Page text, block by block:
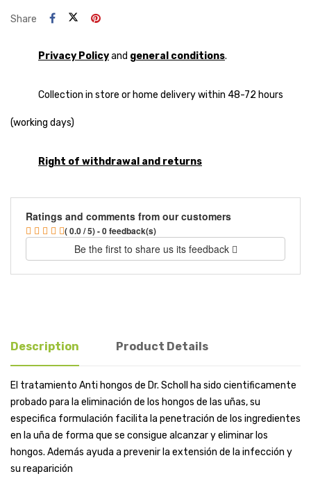
Share
Privacy Policyand general conditions.
Collection in store or home delivery within 48-72 hours
(working days)
Right of withdrawal and returns
Ratings and comments from our customers
( 0.0 / 5) - 0 feedback(s)
Be the first to share us its feedback
Description Product Details
El tratamiento Anti hongos de Dr. Scholl ha sido cientificamente
probado para la eliminación de los hongos de las uñas, su
especifica formulación facilita la penetración de los ingredientes
en la uña de forma que se consigue alcanzar y eliminar los
hongos. Además ayuda a prevenir la extensión de la infección y
su reaparición